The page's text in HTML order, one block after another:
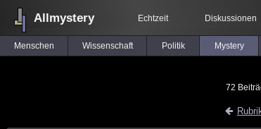
Allmystery Echtzeit Diskussionen
Menschen Wissenschaft Politik Mystery
72